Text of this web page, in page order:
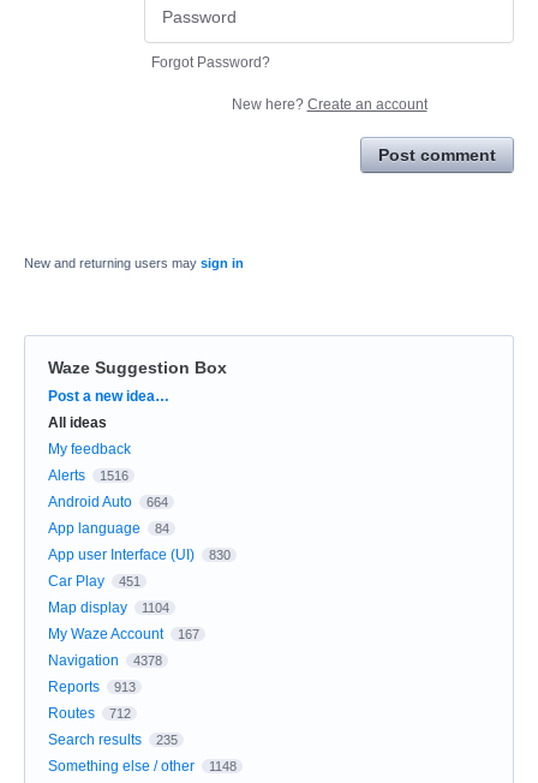
Forgot Password?
New here? Create an account
Post comment
New and returning users may sign in
Waze Suggestion Box
Categories
Post a new idea…
All ideas
My feedback
Alerts
1516
Android Auto 664
App language 84
App user Interface (UI) 830
Car Play 451
Map display 1104
My Waze Account 167
Navigation 4378
Reports 913
Routes 712
Search results 235
Something else / other 1148